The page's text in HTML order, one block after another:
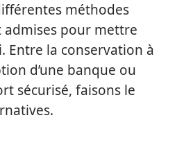
méthodes
pour mettre
Entre la conservation à
d’une banque ou
sécurisé, faisons le